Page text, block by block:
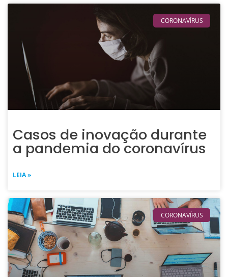
CORONAVÍRUS
Casos de inovação durante
a pandemia do coronavírus
LEIA »
CORONAVÍRUS